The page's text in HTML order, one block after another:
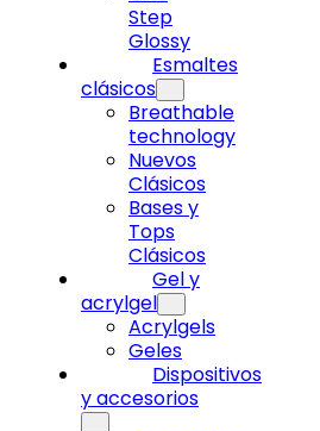
Step
Glossy
Esmaltes
clásicos
Breathable
technology
Nuevos
Clásicos
Bases y
Tops
Clásicos
Gel y
acrylgel
Acrylgels
Geles
Dispositivos
y accesorios